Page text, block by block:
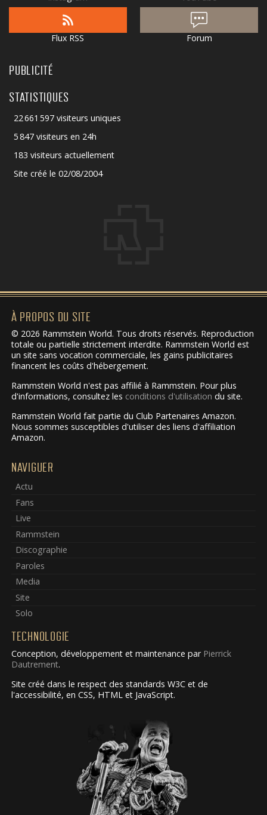
Flux RSS Forum
PUBLICITÉ
STATISTIQUES
22 661 597 visiteurs uniques
5 847 visiteurs en 24h
183 visiteurs actuellement
Site créé le 02/08/2004
À PROPOS DU SITE
© 2026 Rammstein World. Tous droits réservés. Reproduction
totale ou partielle strictement interdite. Rammstein World est
un site sans vocation commerciale, les gains publicitaires
financent les coûts d'hébergement.
Rammstein World n'est pas affilié à Rammstein. Pour plus
d'informations, consultez les conditions d'utilisation du site.
Rammstein World fait partie du Club Partenaires Amazon.
Nous sommes susceptibles d'utiliser des liens d'affiliation
Amazon.
NAVIGUER
Actu
Fans
Live
Rammstein
Discographie
Paroles
Media
Site
Solo
TECHNOLOGIE
Conception, développement et maintenance par Pierrick
Dautrement.
Site créé dans le respect des standards W3C et de
l'accessibilité, en CSS, HTML et JavaScript.